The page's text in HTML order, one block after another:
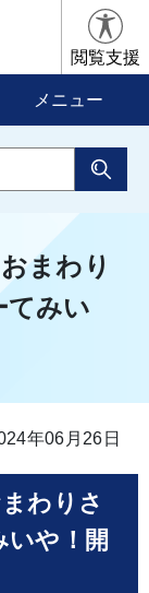
閲覧支援
メニュー
まわり
てみい
年06月26日
わりさ
いや！開